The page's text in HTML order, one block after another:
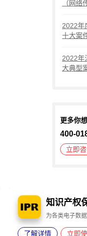
了
（网络
2022年
十大案
2022年
大典型
更多你
400-
立即
知识产权
为各类电子数
了解详情 立即